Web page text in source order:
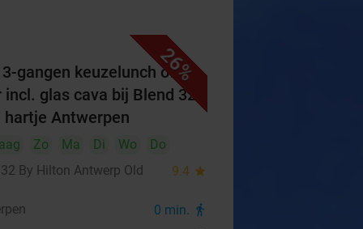
26%
gangen keuzelunch of -
incl. glas cava bij Blend 32
hartje Antwerpen
Zo Ma Di Wo
Do
By Hilton Antwerp Old
9.4 star
0 min. directions_walk